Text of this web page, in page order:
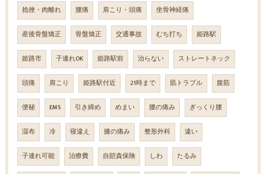
捻挫・肉離れ 腰痛 肩こり・頭痛 坐骨神経痛
産後骨盤矯正 骨盤矯正 交通事故 むち打ち 姫路駅
姫路市 子連れOK 姫路駅前 治らない ストレートネック
頭痛 肩こり 姫路駅付近 21時まで 肌トラブル 腹筋
便秘 EMS 引き締め めまい 腰の痛み ぎっくり腰
湿布 冷 寝違え 膝の痛み 整形外科 違い
子連れ可能 治療費 自賠責保険 しわ たるみ